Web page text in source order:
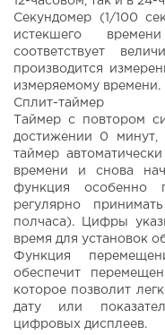
Секундомер (1/100
истекшего
соответствует
производится
измеряемому времени.
Сплит-таймер
Таймер с повтором
достижении 0 минут,
таймер
времени и снова
функция особенно
регулярно
полчаса). Цифры
время для установок
Функция
обеспечит
которое позволит
дату или
цифровых дисплеев.